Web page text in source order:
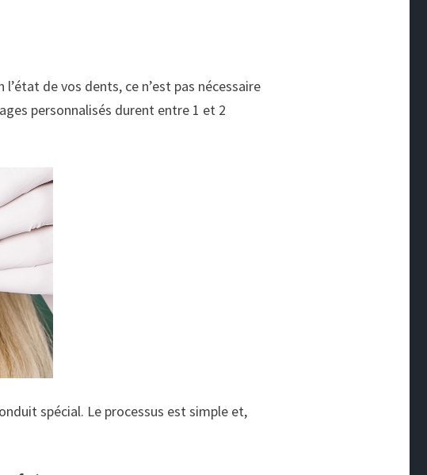
de vos dents, ce n’est pas nécessaire
personnalisés durent entre 1 et 2
spécial. Le processus est simple et,